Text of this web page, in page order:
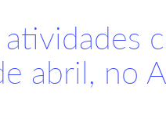
atividades
abril, no